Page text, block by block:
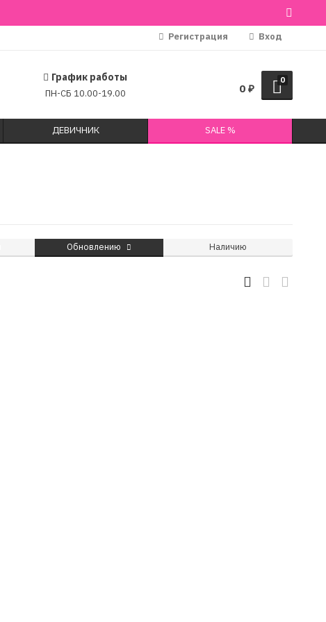
Регистрация Вход
График работы
ПН-СБ 10.00-19.00
0
0 ₽
ДЕВИЧНИК SALE %
Обновлению Наличию